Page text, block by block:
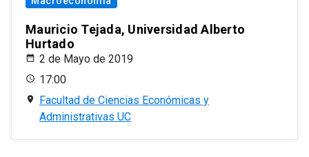
Mauricio Tejada, Universidad Alberto
Hurtado
2 de Mayo de 2019
17:00
Facultad de Ciencias Económicas y
Administrativas UC